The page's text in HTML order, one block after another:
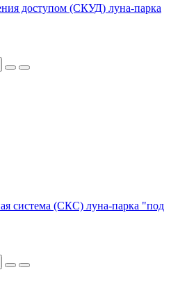
доступом (СКУД) луна-парка
система (СКС) луна-парка "под